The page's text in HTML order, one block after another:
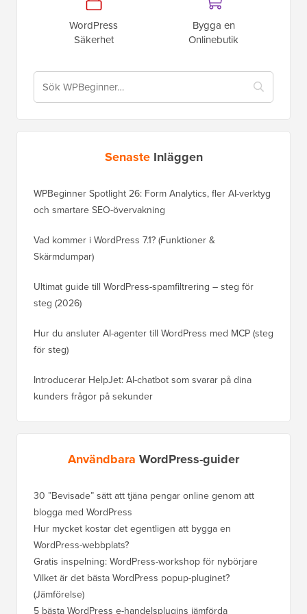
WordPress
Säkerhet
Bygga en
Onlinebutik
Senaste Inläggen
WPBeginner Spotlight 26: Form Analytics, fler AI-verktyg
och smartare SEO-övervakning
Vad kommer i WordPress 7.1? (Funktioner &
Skärmdumpar)
Ultimat guide till WordPress-spamfiltrering – steg för
steg (2026)
Hur du ansluter AI-agenter till WordPress med MCP (steg
för steg)
Introducerar HelpJet: AI-chatbot som svarar på dina
kunders frågor på sekunder
Användbara WordPress-guider
30 ”Bevisade” sätt att tjäna pengar online genom att
blogga med WordPress
Hur mycket kostar det egentligen att bygga en
WordPress-webbplats?
Gratis inspelning: WordPress-workshop för nybörjare